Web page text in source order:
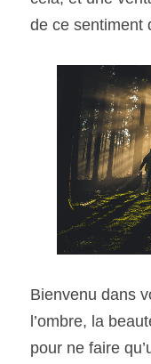
de ce sentiment
Bienvenu dans
l’ombre, la
pour ne faire